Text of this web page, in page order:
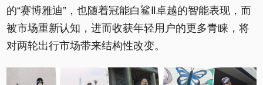
的“赛博雅迪”，也随着冠能白鲨Ⅱ卓越的智能表现，而
被市场重新认知，进而收获年轻用户的更多青睐，将
对两轮出行市场带来结构性改变。